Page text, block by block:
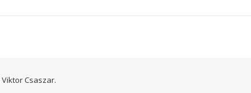
Viktor Csaszar.